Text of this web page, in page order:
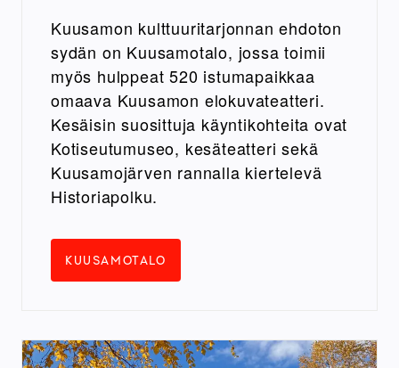
Kuusamon kulttuuritarjonnan ehdoton
sydän on Kuusamotalo, jossa toimii
myös hulppeat 520 istumapaikkaa
omaava Kuusamon elokuvateatteri.
Kesäisin suosittuja käyntikohteita ovat
Kotiseutumuseo, kesäteatteri sekä
Kuusamojärven rannalla kiertelevä
Historiapolku.
KUUSAMOTALO